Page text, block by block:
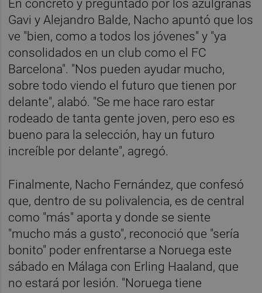
En concreto y preguntado por los azulgranas
Gavi y Alejandro Balde, Nacho apuntó que los
ve "bien, como a todos los jóvenes" y "ya
consolidados en un club como el FC
Barcelona". "Nos pueden ayudar mucho,
sobre todo viendo el futuro que tienen por
delante", alabó. "Se me hace raro estar
rodeado de tanta gente joven, pero eso es
bueno para la selección, hay un futuro
increíble por delante", agregó.
Finalmente, Nacho Fernández, que confesó
que, dentro de su polivalencia, es de central
como "más" aporta y donde se siente
"mucho más a gusto", reconoció que "sería
bonito" poder enfrentarse a Noruega este
sábado en Málaga con Erling Haaland, que
no estará por lesión. "Noruega tiene